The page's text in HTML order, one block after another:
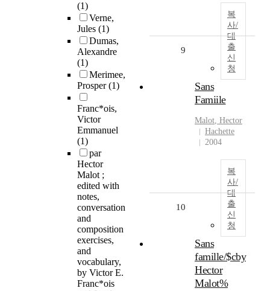
(1)
Verne,
Jules (1)
Dumas,
Alexandre
(1)
Merimee,
Prosper(1)
Franc*ois,
Victor
Emmanuel
(1)
par
Hector
Malot ;
edited with
notes,
conversation
and
composition
exercises,
and
vocabulary,
by Victor E.
Franc*ois
복
사/
대
출
신
청
9
Sans
Famiile
Malot, Hector
Hachette
2004
복
사/
대
출
신
청
10
Sans
famille/$cby
Hector
Malot%